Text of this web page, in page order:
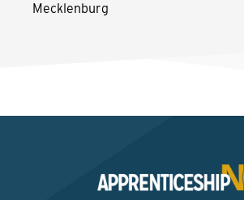
Mecklenburg